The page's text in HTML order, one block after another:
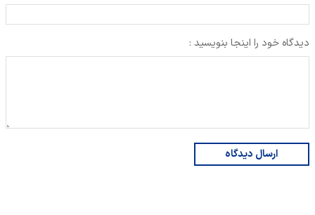
دیدگاه خود را اینجا بنویسید :
ارسال دیدگاه